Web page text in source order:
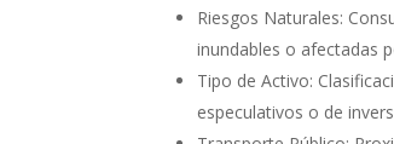
Riesgos Naturales:
inundables o afectadas
Tipo de Activo:
especulativos o de